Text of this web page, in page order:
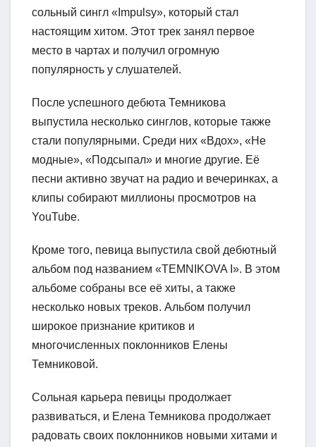
сольный сингл «Impulsy», который стал
настоящим хитом. Этот трек занял первое
место в чартах и получил огромную
популярность у слушателей.
После успешного дебюта Темникова
выпустила несколько синглов, которые также
стали популярными. Среди них «Вдох», «Не
модные», «Подсыпал» и многие другие. Её
песни активно звучат на радио и вечеринках, а
клипы собирают миллионы просмотров на
YouTube.
Кроме того, певица выпустила свой дебютный
альбом под названием «TEMNIKOVA I». В этом
альбоме собраны все её хиты, а также
несколько новых треков. Альбом получил
широкое признание критиков и
многочисленных поклонников Елены
Темниковой.
Сольная карьера певицы продолжает
развиваться, и Елена Темникова продолжает
радовать своих поклонников новыми хитами и